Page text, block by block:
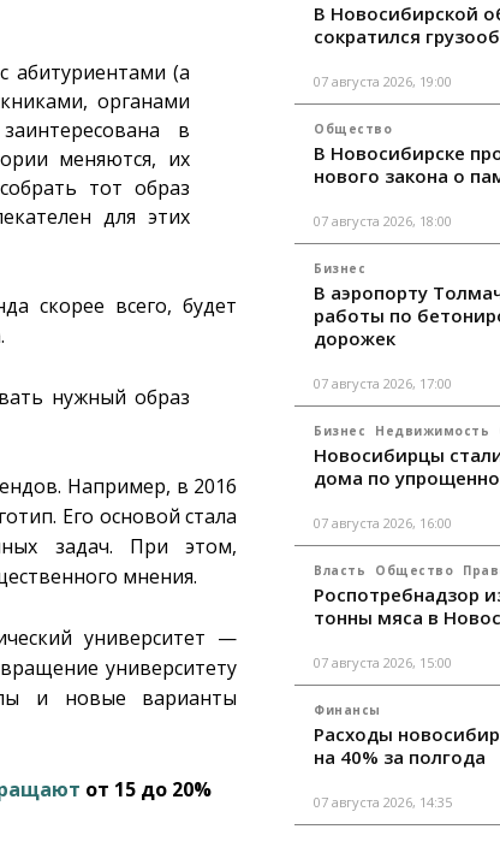
абитуриентами (а
органами
в
меняются, их
тот образ
для этих
скорее всего, будет
нужный образ
Например, в 2016
Его основой стала
задач. При этом,
мнения.
университет —
университету
и новые варианты
от 15 до 20%
В Новосибирской
сократился
07 августа 2026, 19:00
Общество
В Новосибирске
нового закона о
07 августа 2026, 18:00
Бизнес
В аэропорту
работы по
дорожек
07 августа 2026, 17:00
Бизнес Недвижимость
Новосибирцы
дома по
07 августа 2026, 16:00
Власть Общество
Роспотребнадзор
тонны мяса в
07 августа 2026, 15:00
Финансы
Расходы
на 40% за полгода
07 августа 2026, 14:35